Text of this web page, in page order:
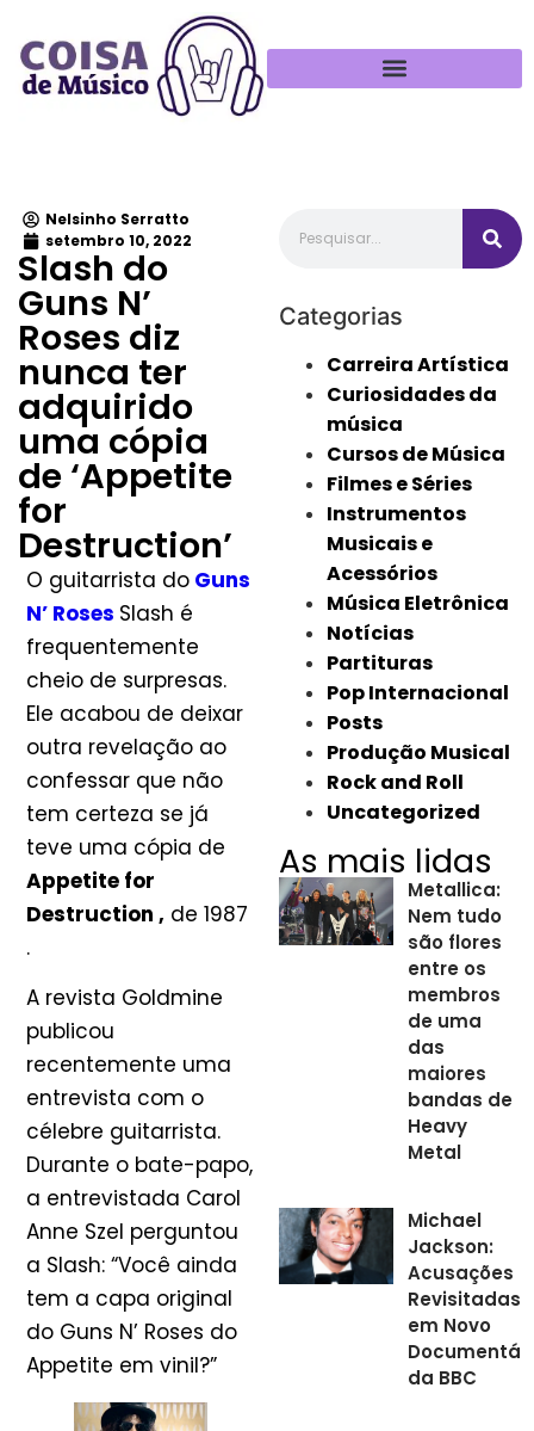
Nelsinho Serratto
setembro 10, 2022
Slash do
Guns N’
Roses diz
nunca ter
adquirido
uma cópia
de ‘Appetite
for
Destruction’
O guitarrista do Guns
N’ Roses Slash é
frequentemente
cheio de surpresas.
Ele acabou de deixar
outra revelação ao
confessar que não
tem certeza se já
teve uma cópia de
Appetite for
Destruction , de 1987
.
A revista Goldmine
publicou
recentemente uma
entrevista com o
célebre guitarrista.
Durante o bate-papo,
a entrevistada Carol
Anne Szel perguntou
a Slash: “Você ainda
tem a capa original
do Guns N’ Roses do
Appetite em vinil?”
Categorias
Carreira Artística
Curiosidades da
música
Cursos de Música
Filmes e Séries
Instrumentos
Musicais e
Acessórios
Música Eletrônica
Notícias
Partituras
Pop Internacional
Posts
Produção Musical
Rock and Roll
Uncategorized
As mais lidas
Metallica:
Nem tudo
são flores
entre os
membros
de uma
das
maiores
bandas de
Heavy
Metal
Michael
Jackson:
Acusações
Revisitadas
em Novo
da BBC